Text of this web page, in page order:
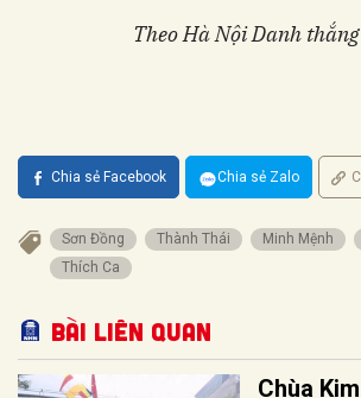
Theo Hà Nội Danh
Chia sẻ Facebook Chia sẻ Zalo
Sơn Đồng Thành Thái Minh Mệnh
Thích Ca
Bài liên quan
Chùa